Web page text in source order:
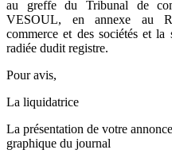
au greffe du Tribunal de
VESOUL, en annexe au
commerce et des sociétés et la
radiée dudit registre.
Pour avis,
La liquidatrice
La présentation de votre
graphique du journal